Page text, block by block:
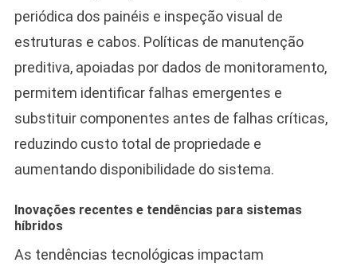
periódica dos painéis e inspeção visual de
estruturas e cabos. Políticas de manutenção
preditiva, apoiadas por dados de monitoramento,
permitem identificar falhas emergentes e
substituir componentes antes de falhas críticas,
reduzindo custo total de propriedade e
aumentando disponibilidade do sistema.
Inovações recentes e tendências para sistemas
híbridos
As tendências tecnológicas impactam